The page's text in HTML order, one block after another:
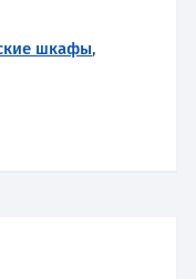
шкафы,